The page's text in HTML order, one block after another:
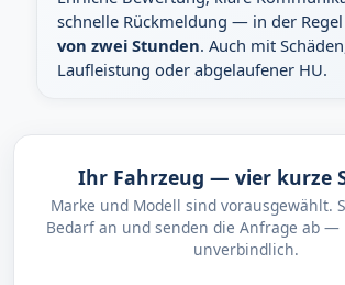
schnelle Rückmeldung — in der Regel
von zwei Stunden. Auch mit
Laufleistung oder abgelaufener HU.
Ihr Fahrzeug — vier kurze
Marke und Modell sind vorausgewählt.
Bedarf an und senden die Anfrage ab —
unverbindlich.